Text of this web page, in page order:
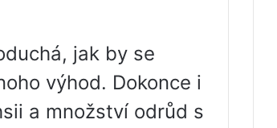
jak by se
výhod. Dokonce i
a množství odrůd s